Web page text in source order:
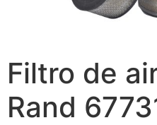
Filtro de
Rand